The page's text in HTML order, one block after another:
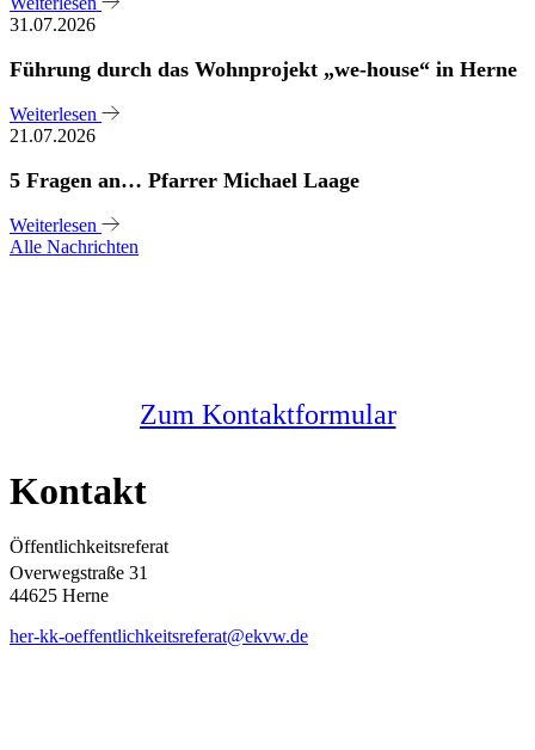
31.07.2026
Führung durch das Wohnprojekt „we-house“ in Herne
Weiterlesen
21.07.2026
5 Fragen an… Pfarrer Michael Laage
Weiterlesen
Alle Nachrichten
Zum Kontaktformular
Kontakt
Öffentlichkeitsreferat
Overwegstraße 31
44625 Herne
her-kk-oeffentlichkeitsreferat@ekvw.de